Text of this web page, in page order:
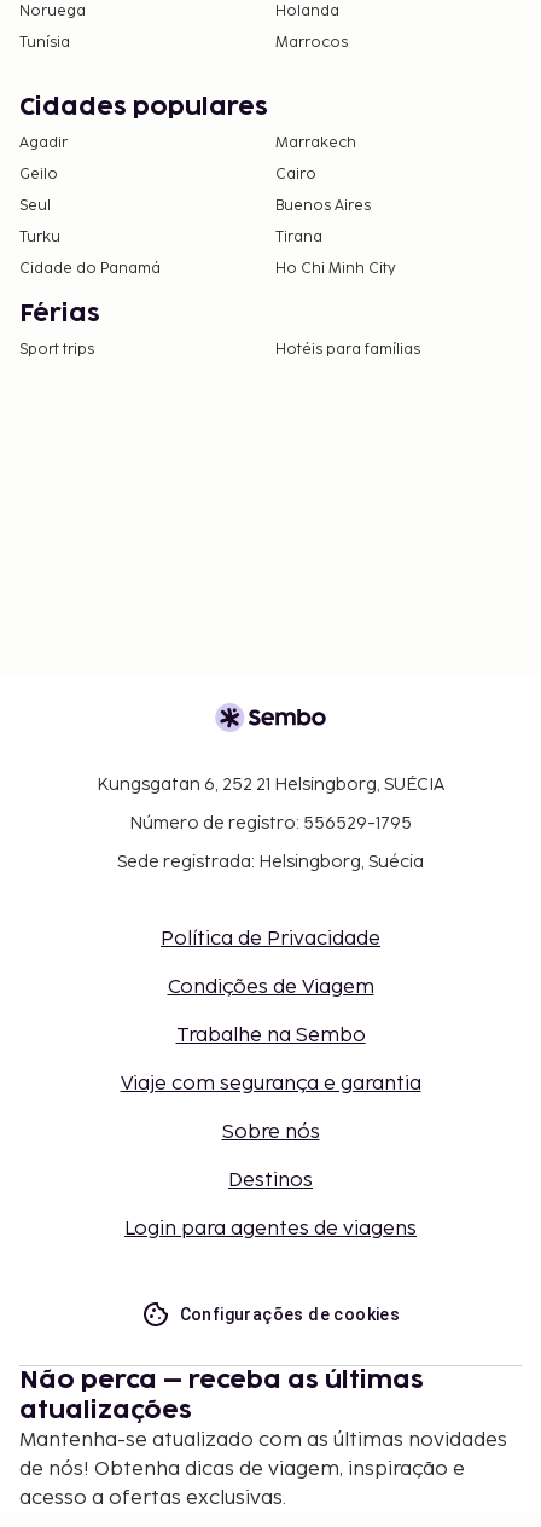
Noruega
Holanda
Tunísia
Marrocos
Cidades populares
Agadir
Marrakech
Geilo
Cairo
Seul
Buenos Aires
Turku
Tirana
Cidade do Panamá
Ho Chi Minh City
Férias
Sport trips Hotéis para famílias
Kungsgatan 6, 252 21 Helsingborg, SUÉCIA
Número de registro: 556529-1795
Sede registrada: Helsingborg, Suécia
Política de Privacidade
Condições de Viagem
Trabalhe na Sembo
Viaje com segurança e garantia
Sobre nós
Destinos
Login para agentes de viagens
Configurações de cookies
Não perca – receba as últimas
atualizações
Mantenha-se atualizado com as últimas novidades
de nós! Obtenha dicas de viagem, inspiração e
acesso a ofertas exclusivas.